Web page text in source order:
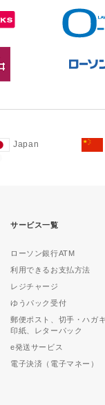
Japan
サービス一覧
ローソン銀行ATM
利用できるお支払方法
レジチャージ
ゆうパック受付
郵便ポスト、切手・ハガ
印紙、レターパック
e発送サービス
電子決済（電子マネー）